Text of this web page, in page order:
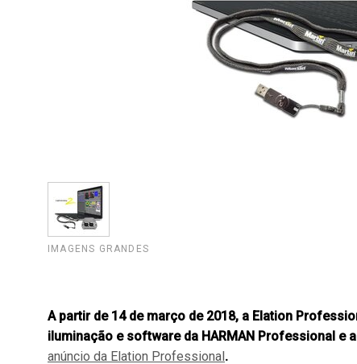
IMAGENS GRANDES
A partir de 14 de março de 2018, a Elation
iluminação e software da HARMAN Professional e
anúncio da Elation Professional.